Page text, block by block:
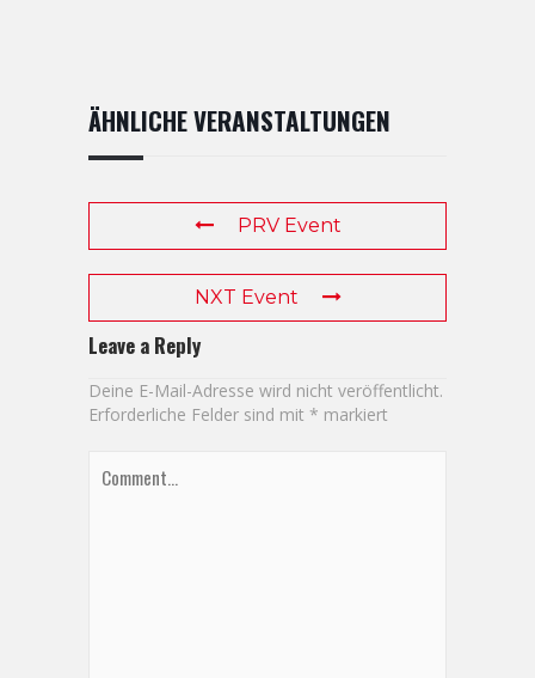
ÄHNLICHE VERANSTALTUNGEN
PRV Event
NXT Event
Leave a Reply
Deine E-Mail-Adresse wird nicht veröffentlicht.
Erforderliche Felder sind mit * markiert